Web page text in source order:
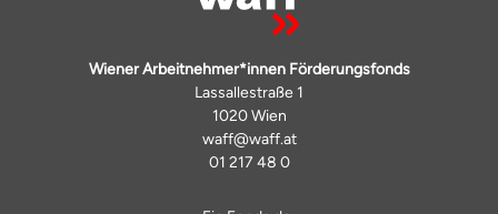
Wiener Arbeitnehmer*innen Förderungsfonds
Lassallestraße 1
1020 Wien
waff@waff.at
01 217 48 0